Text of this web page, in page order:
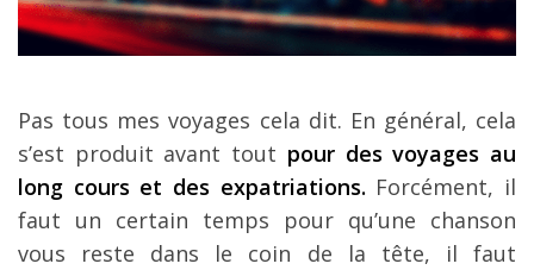
LA carte bancaire
voyage !
Mes guides voyage
L’auteur
Pas tous mes voyages cela dit. En général, cela
s’est produit avant tout pour des voyages au
long cours et des expatriations. Forcément, il
faut un certain temps pour qu’une chanson
vous reste dans le coin de la tête, il faut